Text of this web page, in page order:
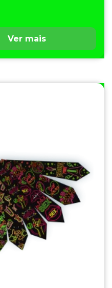
Ver mais